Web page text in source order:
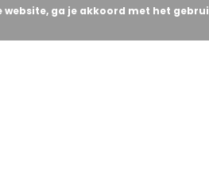
ga je akkoord met het